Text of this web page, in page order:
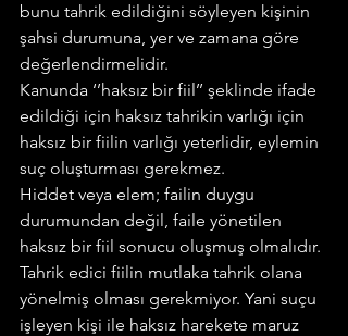
bunu tahrik edildiğini söyleyen kişinin
şahsi durumuna, yer ve zamana göre
değerlendirmelidir.
Kanunda ‘’haksız bir fiil’’ şeklinde ifade
edildiği için haksız tahrikin varlığı için
haksız bir fiilin varlığı yeterlidir, eylemin
suç oluşturması gerekmez.
Hiddet veya elem; failin duygu
durumundan değil, faile yönetilen
haksız bir fiil sonucu oluşmuş olmalıdır.
Tahrik edici fiilin mutlaka tahrik olana
yönelmiş olması gerekmiyor. Yani suçu
işleyen kişi ile haksız harekete maruz